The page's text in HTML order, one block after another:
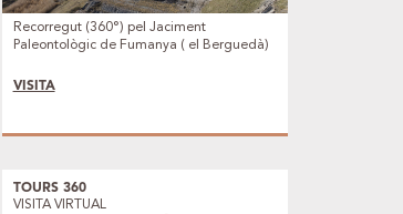
Recorregut (360°) pel Jaciment
Paleontològic de Fumanya ( el Berguedà)
VISITA
TOURS 360
VISITA VIRTUAL